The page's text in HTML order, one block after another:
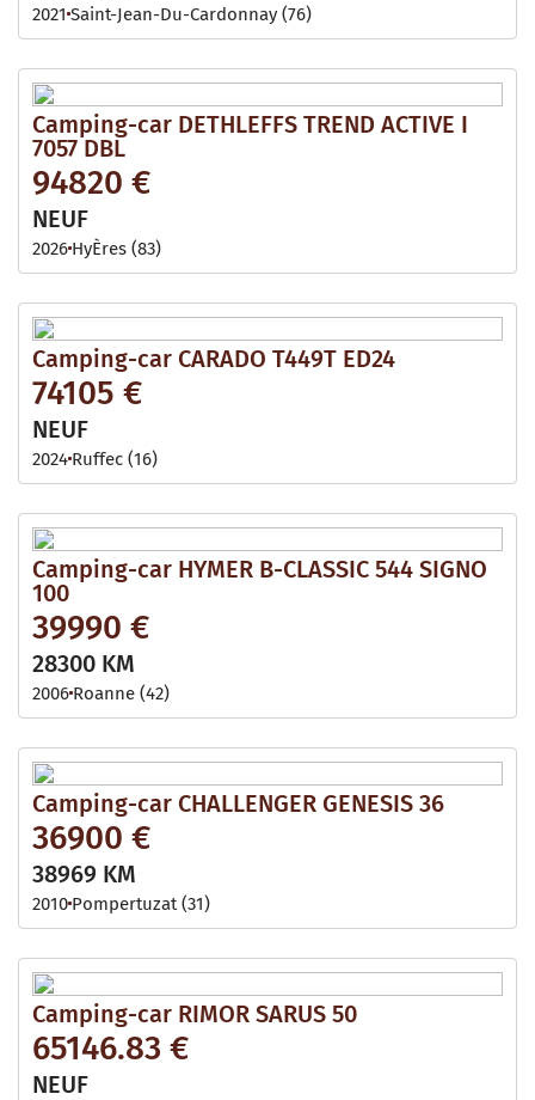
2021 Saint-Jean-Du-Cardonnay (76)
Camping-car DETHLEFFS TREND ACTIVE I
7057 DBL
94820 €
NEUF
2026 HyÈres (83)
Camping-car CARADO T449T ED24
74105 €
NEUF
2024 Ruffec (16)
Camping-car HYMER B-CLASSIC 544 SIGNO
100
39990 €
28300 KM
2006 Roanne (42)
Camping-car CHALLENGER GENESIS 36
36900 €
38969 KM
2010 Pompertuzat (31)
Camping-car RIMOR SARUS 50
65146.83 €
NEUF